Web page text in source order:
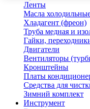
Ленты
Масла
Хладагент (фреон)
Труба медная и
Гайки,
Двигатели
Вентиляторы
Кронштейны
Платы
Средства для
Зимний комплект
Инструмент